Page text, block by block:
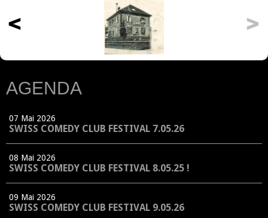
AGENDA
07 Mai 2026
SWISS COMEDY CLUB FESTIVAL 7.05.26
08 Mai 2026
SWISS COMEDY CLUB FESTIVAL 8.05.25 !
09 Mai 2026
SWISS COMEDY CLUB FESTIVAL 9.05.26